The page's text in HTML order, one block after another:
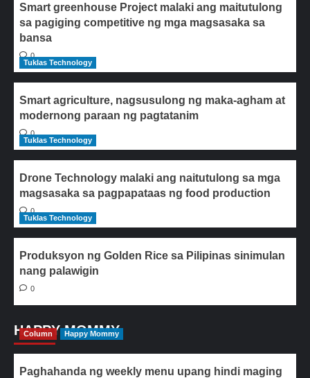
Smart greenhouse Project malaki ang maitutulong
sa pagiging competitive ng mga magsasaka sa
bansa
0
Tuklas Technology
Smart agriculture, nagsusulong ng maka-agham at
modernong paraan ng pagtatanim
0
Tuklas Technology
Drone Technology malaki ang naitutulong sa mga
magsasaka sa pagpapataas ng food production
0
Tuklas Technology
Produksyon ng Golden Rice sa Pilipinas sinimulan
nang palawigin
0
HAPPY MOMMY
Column Happy Mommy
Paghahanda ng weekly menu upang hindi maging